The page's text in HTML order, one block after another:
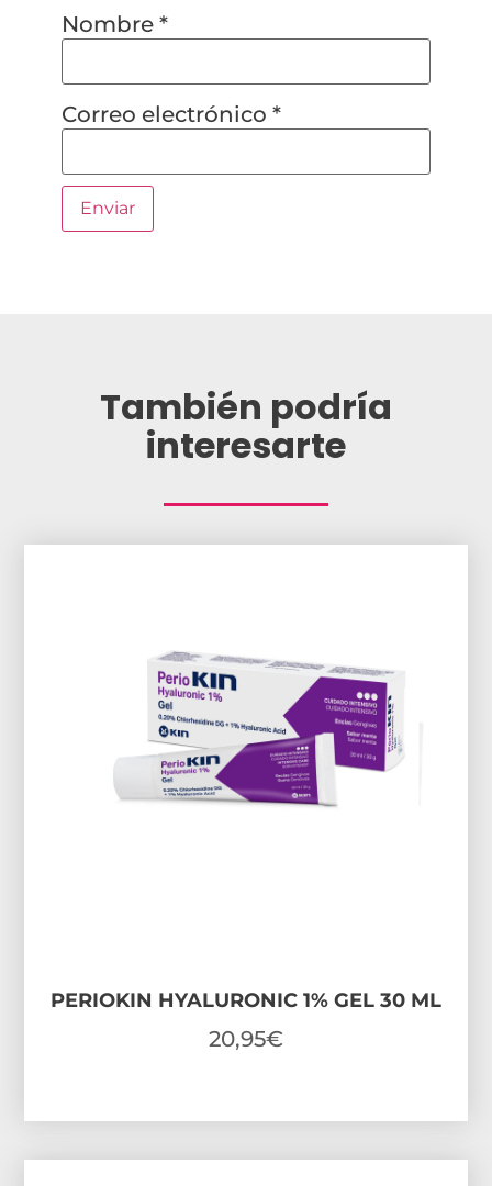
Nombre *
Correo electrónico *
También podría
interesarte
PERIOKIN HYALURONIC 1% GEL 30 ML
20,95€